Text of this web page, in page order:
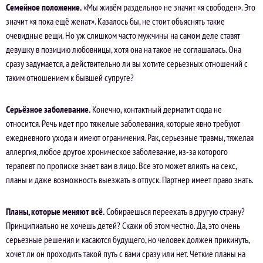
Семейное положение.«Мы живём раздельно» не значит «я свободен». Это
значит «я пока ещё женат». Казалось бы, не стоит объяснять такие
очевидные вещи. Но уж слишком часто мужчины на самом деле ставят
девушку в позицию любовницы, хотя она на такое не соглашалась. Она
сразу задумается, а действительно ли вы хотите серьезных отношений с
таким отношением к бывшей супруге?
Серьёзное заболевание. Конечно, контактный дерматит сюда не
относится. Речь идет про тяжелые заболевания, которые явно требуют
ежедневного ухода и имеют ограничения. Рак, серьезные травмы, тяжелая
аллергия, любое другое хроническое заболевание, из-за которого
терапевт по прописке знает вам в лицо. Все это может влиять на секс,
планы и даже возможность выезжать в отпуск. Партнер имеет право знать.
Планы, которые меняют всё.Собираешься переехать в другую страну?
Принципиально не хочешь детей? Скажи об этом честно. Да, это очень
серьезные решения и касаются будущего, но человек должен прикинуть,
хочет ли он проходить такой путь с вами сразу или нет. Четкие планы на